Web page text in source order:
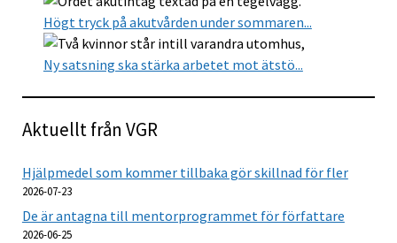
Högt tryck på akutvården under sommaren...
Ny satsning ska stärka arbetet mot ätstö...
Aktuellt från VGR
Hjälpmedel som kommer tillbaka gör skillnad för fler
2026-07-23
De är antagna till mentorprogrammet för författare
2026-06-25